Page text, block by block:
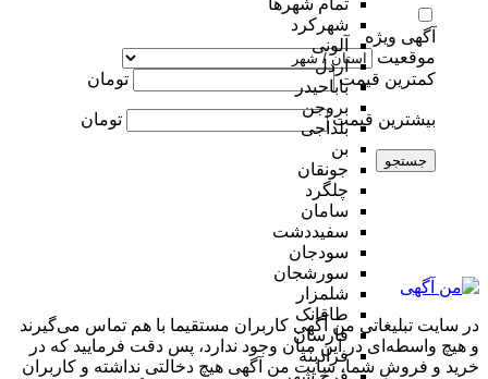
تمام شهر‌ها
شهرکرد
آلونی
اردل
باباحیدر
بروجن
بلداجی
بن
جونقان
چلگرد
سامان
سفیددشت
سودجان
سورشجان
شلمزار
طاقانک
فارسان
فرادبنه
آگهی ویژه
موقعیت
کمترین قیمت
تومان
بیشترین قیمت تومان
جستجو
در سایت تبلیغاتی من آگهی کاربران مستقیما با هم تماس می‌گیرند
و هیچ واسطه‌ای در این میان وجود ندارد، پس دقت فرمایید که در
خرید و فروشِ شما، سایت من آگهی هیچ دخالتی نداشته و کاربران